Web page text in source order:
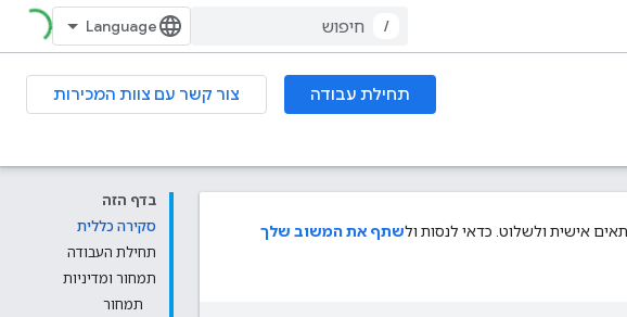
/
תחילת עבודה
צור קשר עם צוות המכירות
בדף הזה
סקירה כללית
תחילת העבודה
תמחור ומדיניות
תמחור
אישית ולשלוט. כדאי לנסות ולשתף את המשוב שלך